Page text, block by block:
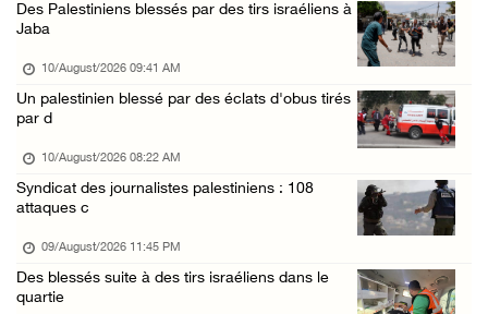
133 colons israéliens font irruption dans la ...
Des cultures endommagées après le pâturage d ...
09/August/2026 12:03 PM
Gaza : le bilan de la guerre atteint 73.386 ...
09/August/2026 11:54 AM
Le Président Abbas rend hommage à Diab Al-Lo ...
Les forces israéliennes s’emparent d’une mai ...
Des Palestiniens blessés par des tirs israéliens à
Jaba
10/August/2026 09:41 AM
Un palestinien blessé par des éclats d'obus tirés
par d
10/August/2026 08:22 AM
Syndicat des journalistes palestiniens : 108
attaques c
09/August/2026 11:45 PM
Des blessés suite à des tirs israéliens dans le
quartie